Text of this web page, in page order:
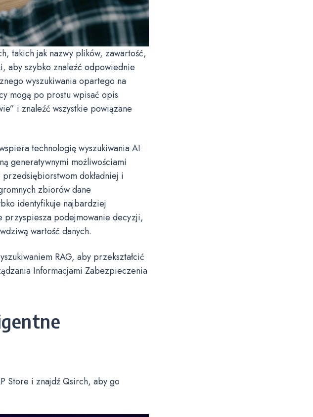
takich jak nazwy plików, zawartość,
aby szybko znaleźć odpowiednie
wyszukiwania opartego na
mogą po prostu wpisać opis
i znaleźć wszystkie powiązane
technologię wyszukiwania AI
generatywnymi możliwościami
dokładniej i
zbiorów dane
identyfikuje najbardziej
podejmowanie decyzji,
wartość danych.
RAG, aby przekształcić
Informacjami Zabezpieczenia
Store i znajdź Qsirch, aby go